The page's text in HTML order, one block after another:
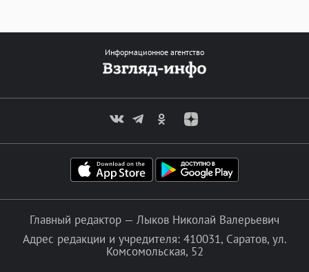
Информационное агентство
Главный редактор — Лыков Николай Валерьевич
Адрес редакции и учредителя: 410031, Саратов, ул.
Комсомольская, 52